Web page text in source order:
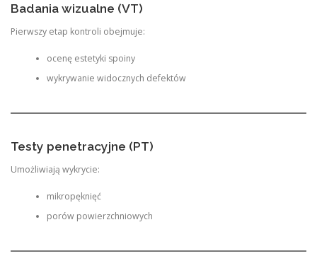
Badania wizualne (VT)
Pierwszy etap kontroli obejmuje:
ocenę estetyki spoiny
wykrywanie widocznych defektów
Testy penetracyjne (PT)
Umożliwiają wykrycie:
mikropęknięć
porów powierzchniowych